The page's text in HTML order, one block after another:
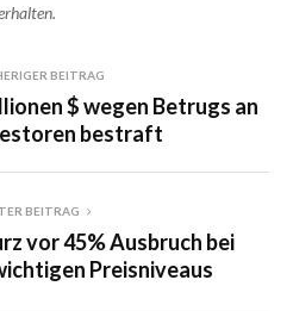
BEITRAG
$ wegen Betrugs an
bestraft
BEITRAG
vor 45% Ausbruch bei
Preisniveaus